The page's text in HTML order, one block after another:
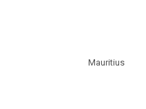
Mauritius